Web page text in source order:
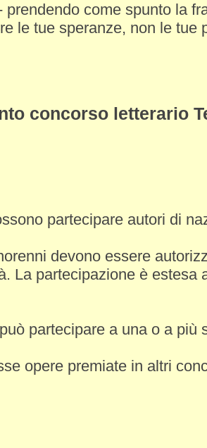
prendendo come spunto la
le tue speranze, non le tue
concorso letterario
partecipare autori di
devono essere
La partecipazione è estesa
partecipare a una o a più
opere premiate in altri